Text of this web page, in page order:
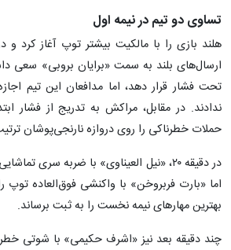
تساوی دو تیم در نیمه اول
هلند بازی را با مالکیت بیشتر توپ آغاز کرد و
ارسال‌های بلند به سمت «برایان بروبی»
تحت فشار قرار دهد، اما مدافعان این تیم
ندادند. در مقابل، مراکش به تدریج از فشار
حملات خطرناکی را روی دروازه نارنجی‌پوشان
در دقیقه ۲۰، «نیل العیناوی» با ضربه سری
اما «بارت فربروخن» با واکنشی فوق‌العاده توپ
بهترین مهارهای نیمه نخست را به ثبت برساند.
چند دقیقه بعد نیز «اشرف حکیمی» با شوتی